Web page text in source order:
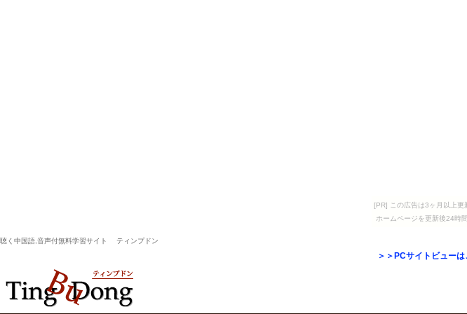
[PR] この広告は3ヶ月以上更
ホームページを更新後24時
聴く中国語,音声付無料学習サイト ティンプドン
＞＞PCサイトビュー